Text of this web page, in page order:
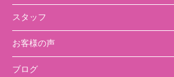
スタッフ
お客様の声
ブログ